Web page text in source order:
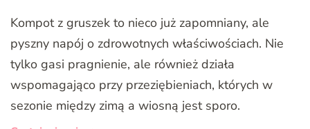
Kompot z gruszek to nieco już zapomniany, ale
pyszny napój o zdrowotnych właściwościach. Nie
tylko gasi pragnienie, ale również działa
wspomagająco przy przeziębieniach, których w
sezonie między zimą a wiosną jest sporo.